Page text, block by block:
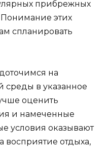
прибрежных
Понимание этих
спланировать
на
среды в указанное
оценить
и намеченные
условия оказывают
восприятие отдыха,